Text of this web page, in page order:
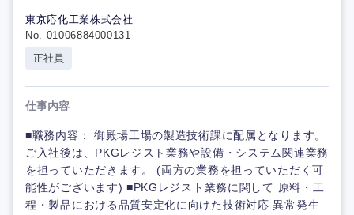
東京応化工業株式会社
No. 01006884000131
正社員
仕事内容
■職務内容： 御殿場工場の製造技術課に配属となります。
ご入社後は、PKGレジスト業務や設備・システム関連業務
を担っていただきます。 (両方の業務を担っていただく可
能性がございます) ■PKGレジスト業務に関して 原料・工
程・製品における品質安定化に向けた技術対応 異常発生